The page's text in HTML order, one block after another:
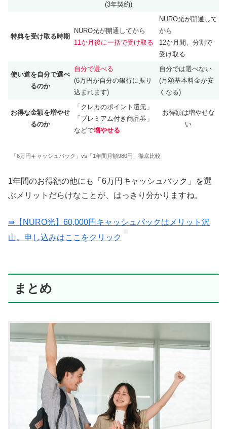
(3年契約)
特典を受け取る時期
NURO光が開通してから
11か月後に一括で受け取る
NURO光が開通して
から
12か月間、分割で
受け取る
使い道を自分で選べ
るのか
自分で選べる
(6万円が自分の銀行に振り
込まれます)
自分では選べない
(月額基本料金が安
くなる)
お得な金額を増やせ
るのか
「クレカのポイント還元」
「プレミアム付き商品券」
などで増やせる
お得額は増やせな
い
「6万円キャッシュバック」vs「1年間月額980円」徹底比較
1年間のお得額の他にも「6万円キャッシュバック」を選
ぶメリットだらけなことが、はっきり分かりますね。
⇛【NURO光】60,000円キャッシュバックはメリット沢
山。申し込みはここをクリック
まとめ